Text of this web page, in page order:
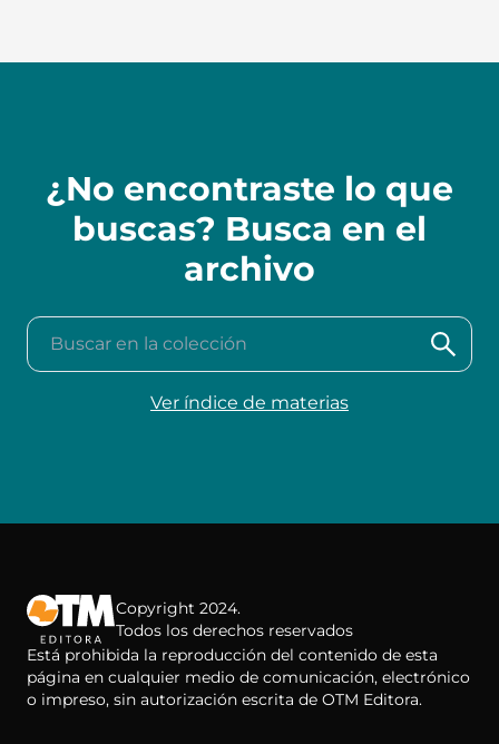
¿No encontraste lo que
buscas? Busca en el
archivo
Buscar en la colección
Ver índice de materias
Copyright 2024.
Todos los derechos reservados
Está prohibida la reproducción del contenido de esta
página en cualquier medio de comunicación, electrónico
o impreso, sin autorización escrita de OTM Editora.